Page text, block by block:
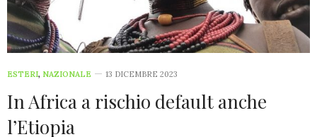
ESTERI, NAZIONALE 13 DICEMBRE 2023
In Africa a rischio default anche
l’Etiopia